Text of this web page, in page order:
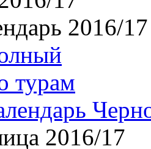
2016/17
турам
2016/17